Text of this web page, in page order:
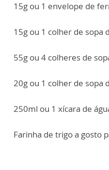
15g ou 1 envelope de
15g ou 1 colher de sopa
55g ou 4 colheres de
20g ou 1 colher de sopa
250ml ou 1 xícara de
Farinha de trigo a gosto